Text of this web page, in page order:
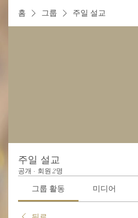
홈 그룹 주일 설교
주일 설교
공개 · 회원 2명
그룹 활동 미디어